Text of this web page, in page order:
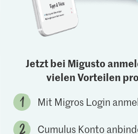
Jetzt bei Migusto
vielen Vorteilen
Mit Migros Login
Cumulus Konto